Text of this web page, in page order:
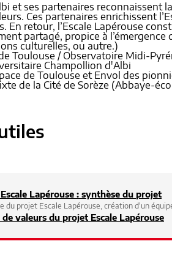
et ses partenaires reconnaissent
Ces partenaires enrichissent
En retour, l’Escale Lapérouse
partagé, propice à
culturelles, ou autre.)
Toulouse / Observatoire Midi-
Champollion d'Albi
de Toulouse et Envol des
de la Cité de Sorèze (Abbaye-
Lapérouse : synthèse du projet
du projet Escale Lapérouse, création d'un
de valeurs du projet Escale Lapérouse